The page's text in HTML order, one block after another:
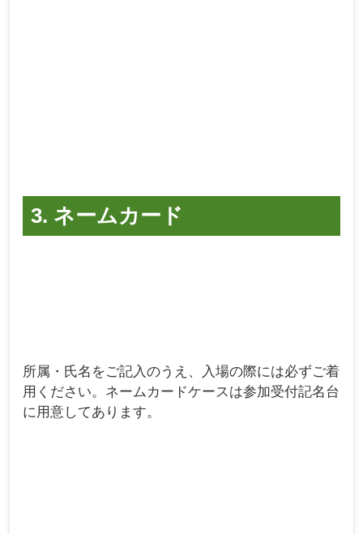
3. ネームカード
所属・氏名をご記入のうえ、入場の際には必ずご着
用ください。ネームカードケースは参加受付記名台
に用意してあります。